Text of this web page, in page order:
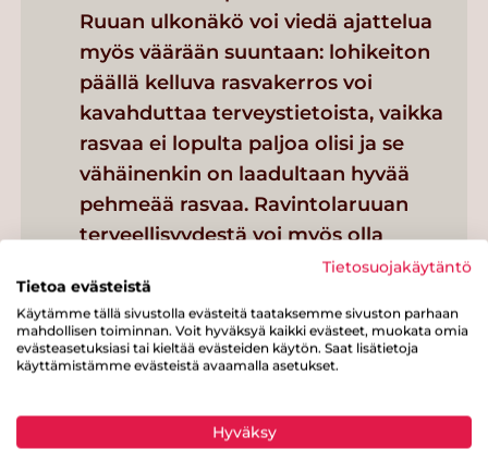
Ruuan ulkonäkö voi viedä ajattelua
myös väärään suuntaan: lohikeiton
päällä kelluva rasvakerros voi
kavahduttaa terveystietoista, vaikka
rasvaa ei lopulta paljoa olisi ja se
vähäinenkin on laadultaan hyvää
pehmeää rasvaa. Ravintolaruuan
terveellisyydestä voi myös olla
virhekäsityksiä: kasvisruokien ja
salaattien oletetaan olevan aina
terveellisiä ja liharuokien ei. Totuus
saattaa tutkimusten mukaan olla
Tietosuojakäytäntö
Tietoa evästeistä
Käytämme tällä sivustolla evästeitä taataksemme sivuston parhaan
mahdollisen toiminnan. Voit hyväksyä kaikki evästeet, muokata omia
evästeasetuksiasi tai kieltää evästeiden käytön. Saat lisätietoja
käyttämistämme evästeistä avaamalla asetukset.
Hyväksy